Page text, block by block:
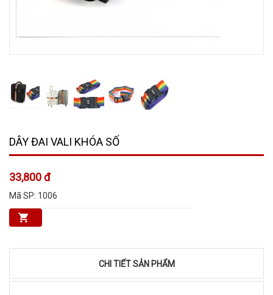
DÂY ĐAI VALI KHÓA SỐ
33,800 đ
Mã SP: 1006
CHI TIẾT SẢN PHẨM